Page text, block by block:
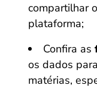
compartilhar
plataforma;
Confira as
os dados
matérias,